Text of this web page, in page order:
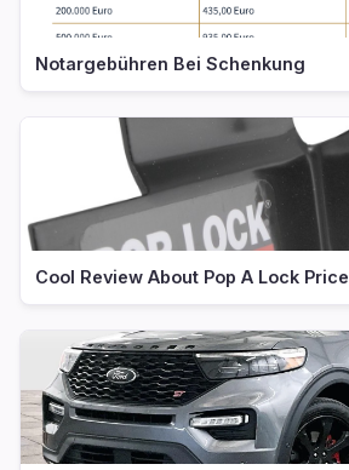
Notargebühren Bei Schenkung
Cool Review About Pop A Lock Price